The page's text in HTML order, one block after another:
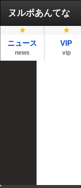
ヌルポあんてな
ニュース
news
VIP
vip